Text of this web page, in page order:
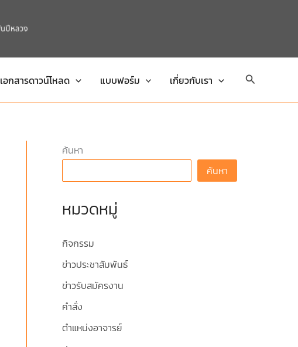
เอกสารดาวน์โหลด แบบฟอร์ม เกี่ยวกับเรา Search
ค้นหา
ค้นหา
หมวดหมู่
กิจกรรม
ข่าวประชาสัมพันธ์
ข่าวรับสมัครงาน
คำสั่ง
ตำแหน่งอาจารย์